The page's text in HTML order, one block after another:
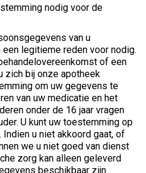
nodig voor de
van u
legitieme reden voor nodig.
of een
zich bij onze apotheek
om uw gegevens te
van uw medicatie en het
onder de 16 jaar vragen
U kunt uw toestemming op
u niet akkoord gaat, of
we u niet goed van dienst
zorg kan alleen geleverd
beschikbaar zijn.